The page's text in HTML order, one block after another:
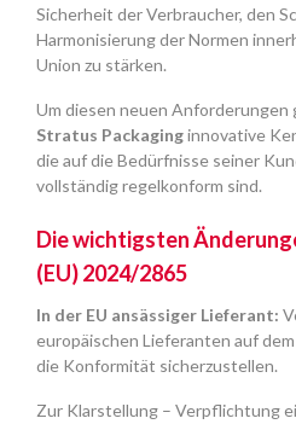
Sicherheit der Verbraucher, den
Harmonisierung der Normen
Union zu stärken.
Um diesen neuen
Stratus Packaginginnovative
die auf die Bedürfnisse seiner
vollständig regelkonform sind.
Die wichtigsten
(EU) 2024/2865
In der EU ansässiger Lieferant:
europäischen Lieferanten auf
die Konformität sicherzustellen.
Zur Klarstellung – Verpflichtung